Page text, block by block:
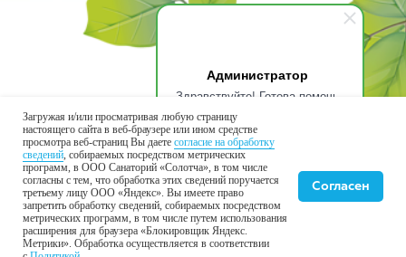
Администратор
Здравствуйте! Готова помочь
вам. Напишите мне, если у
вас появятся вопросы.
Присоединяйтесь к нам в соцсетях
В вашем бизнесе всёработает само
Загружая и/или просматривая любую страницу
настоящего сайта в веб-браузере или ином средстве
просмотра веб-страниц Вы даете согласие на обработку
сведений, собираемых посредством метрических
программ, в ООО Санаторий «Солотча», в том числе
согласны с тем, что обработка этих сведений поручается
третьему лицу ООО «Яндекс». Вы имеете право
запретить обработку сведений, собираемых посредством
метрических программ, в том числе путем использования
расширения для браузера «Блокировщик Яндекс.
Метрики». Обработка осуществляется в соответствии
Согласен